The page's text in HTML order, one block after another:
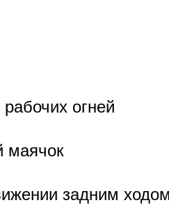
огней
маячок
задним